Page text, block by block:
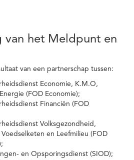
van het Meldpunt en
van een partnerschap tussen:
Economie, K.M.O,
(FOD Economie);
Financiën (FOD
Volksgezondheid,
en Leefmilieu (FOD
en Opsporingsdienst (SIOD);